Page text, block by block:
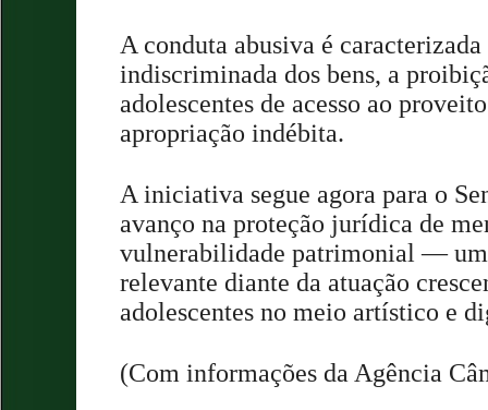
A conduta abusiva é
indiscriminada dos bens, a
adolescentes de acesso ao
apropriação indébita.
A iniciativa segue agora para o
avanço na proteção jurídica de
vulnerabilidade patrimonial —
relevante diante da atuação
adolescentes no meio artístico e
(Com informações da Agência